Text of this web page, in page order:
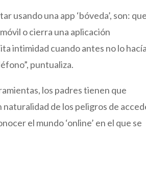
usando una app ‘bóveda’, son:
o cierra una aplicación
intimidad cuando antes no lo
puntualiza.
los padres tienen que
de los peligros de
el mundo ‘online’ en el que se